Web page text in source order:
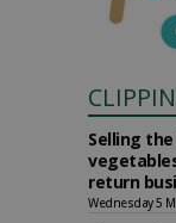
Selling
return
Wednesday 5